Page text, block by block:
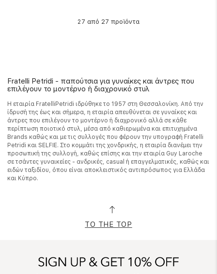
27 από 27 προϊόντα
Fratelli Petridi - παπούτσια για γυναίκες και άντρες που
επιλέγουν το μοντέρνο ή διαχρονικό στυλ
Η εταιρία FratelliPetridi ιδρύθηκε το 1957 στη Θεσσαλονίκη. Από την
ίδρυσή της έως και σήμερα, η εταιρία απευθύνεται σε γυναίκες και
άντρες που επιλέγουν το μοντέρνο ή διαχρονικό αλλά σε κάθε
περίπτωση ποιοτικό στυλ, μέσα από καθιερωμένα και επιτυχημένα
Brands καθώς και με τις συλλογές που φέρουν την υπογραφή Fratelli
Petridi και SELFIE. Στο κομμάτι της χονδρικής, η εταιρία διανέμει την
προσωπική της συλλογή, καθώς επίσης και την εταιρία Guy Laroche
σε τσάντες γυναικείες - ανδρικές, casual ή επαγγελματικές, καθώς και
ειδών ταξιδίου, όπου είναι αποκλειστικός αντιπρόσωπος για Ελλάδα
και Κύπρο.
TO THE TOP